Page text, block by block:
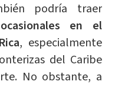
podría traer
en el
, especialmente
del Caribe
No obstante, a